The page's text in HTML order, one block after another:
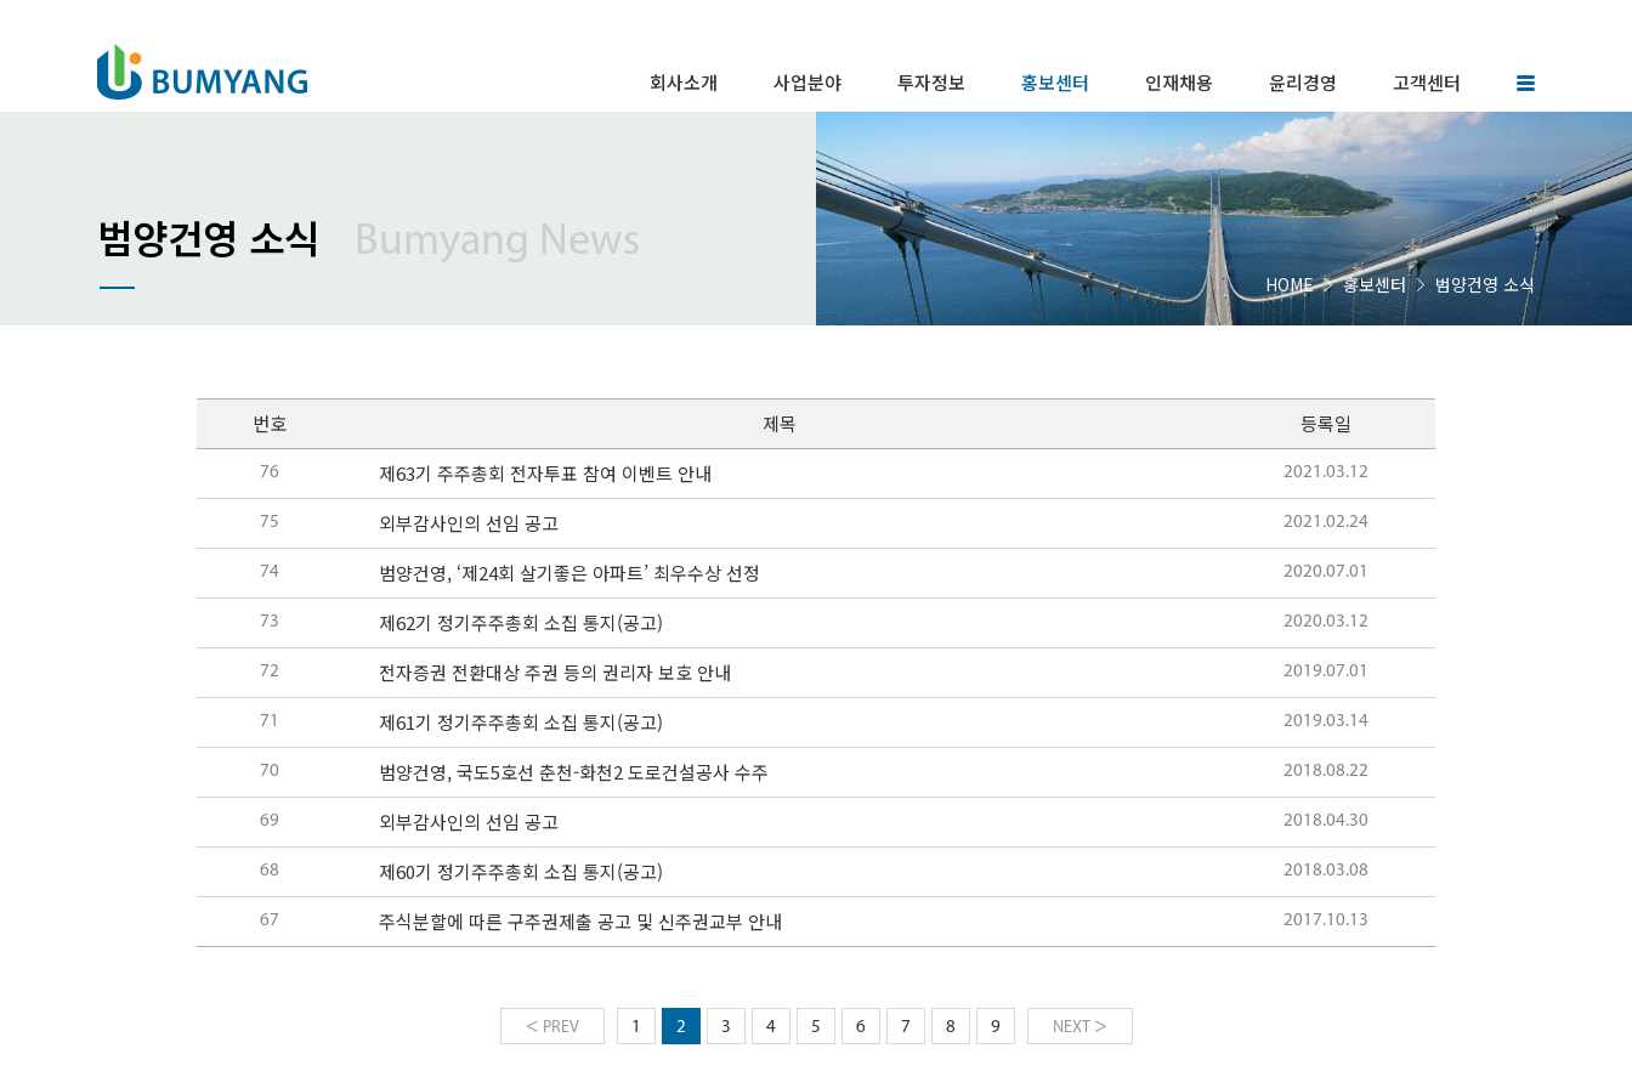
회사소개 사업분야 투자정보 홍보센터 인재채용 윤리경영 고객센터
주택사업
건축사업
토목사업
IR/FS 공고
공시사항
공시정보관리규정
브랜드스토리
보도자료
범양건영 소식
인재상
인사제도
채용공고
복리후생
윤리헌장
윤리규범
윤리행동지침
협력업체등록
FAQ
범양건영 소식 Bumyang News
HOME 홍보센터 범양건영 소식
번호 제목 등록일
76 제63기 주주총회 전자투표 참여 이벤트 안내 2021.03.12
75 외부감사인의 선임 공고 2021.02.24
74 범양건영, ‘제24회 살기좋은 아파트’ 최우수상 선정 2020.07.01
73 제62기 정기주주총회 소집 통지(공고) 2020.03.12
72 전자증권 전환대상 주권 등의 권리자 보호 안내 2019.07.01
71 제61기 정기주주총회 소집 통지(공고) 2019.03.14
70 범양건영, 국도5호선 춘천-화천2 도로건설공사 수주 2018.08.22
69 외부감사인의 선임 공고 2018.04.30
68 제60기 정기주주총회 소집 통지(공고) 2018.03.08
67 주식분할에 따른 구주권제출 공고 및 신주권교부 안내 2017.10.13
< PREV 1 2 3 4 5 6 7 8 9 NEXT >